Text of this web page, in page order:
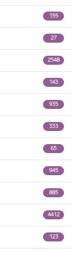
155
27
2548
143
935
333
65
945
885
4412
123